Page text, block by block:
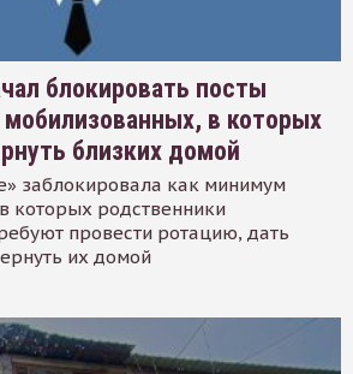
блокировать посты
в которых
близких домой
заблокировала как минимум
которых родственники
провести ротацию, дать
их домой